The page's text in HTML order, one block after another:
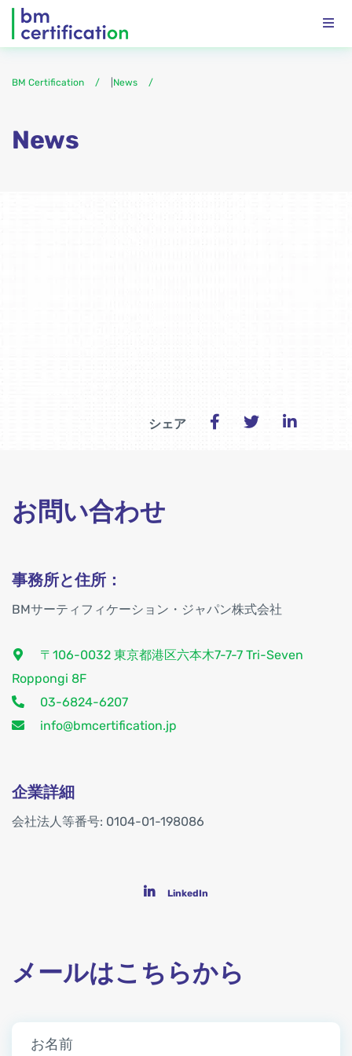
BM Certification News
News
シェア
メールはこちらから
お問い合わせ
事務所と住所：
BMサーティフィケーション・ジャパン株式会社
〒106-0032 東京都港区六本木7-7-7 Tri-Seven
Roppongi 8F
03-6824-6207
info@bmcertification.jp
企業詳細
会社法人等番号: 0104-01-198086
LinkedIn